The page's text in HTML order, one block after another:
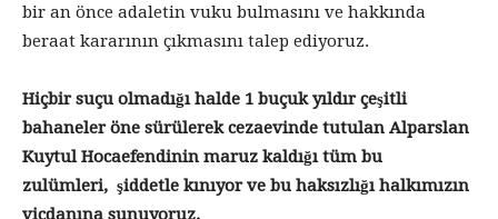
bir an önce adaletin vuku bulmasını ve hakkında
beraat kararının çıkmasını talep ediyoruz.
Hiçbir suçu olmadığı halde 1 buçuk yıldır çeşitli
bahaneler öne sürülerek cezaevinde tutulan Alparslan
Kuytul Hocaefendinin maruz kaldığı tüm bu
zulümleri, şiddetle kınıyor ve bu haksızlığı halkımızın
vicdanına sunuyoruz.